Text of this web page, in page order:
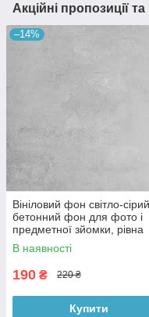
Акційні пропозиції
–14%
Вініловий фон світло-сірий
бетонний фон для фото і
предметної зйомки, рівна
текстура, 60x60 см,
В наявності
190 ₴ 220 ₴
Купити